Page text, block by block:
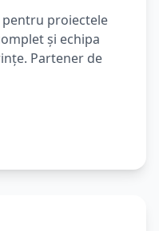
pentru proiectele
și echipa
Partener de